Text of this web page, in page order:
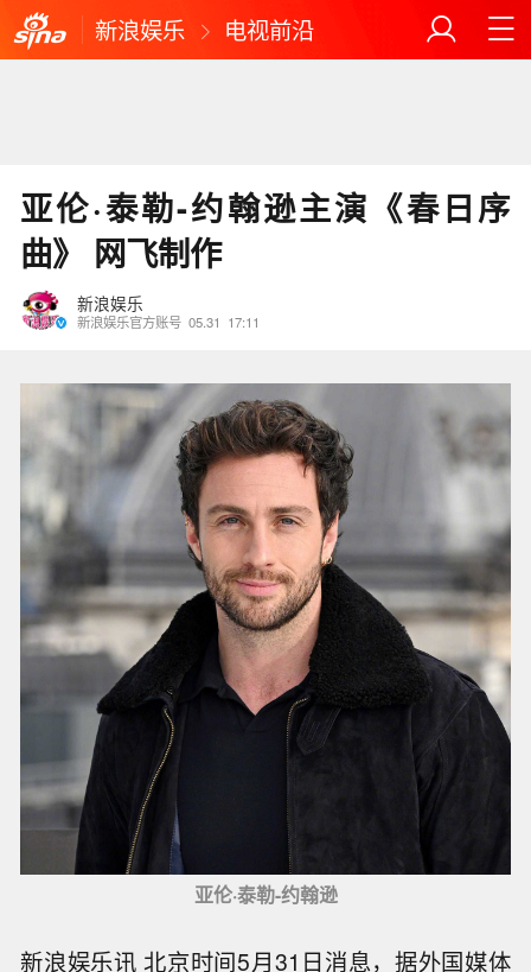
新浪娱乐 电视前沿
亚伦·泰勒-约翰逊主演《春日序
曲》 网飞制作
新浪娱乐
新浪娱乐官方账号 05.31 17:11
亚伦·泰勒-约翰逊
新浪娱乐讯 北京时间5月31日消息，据外国媒体